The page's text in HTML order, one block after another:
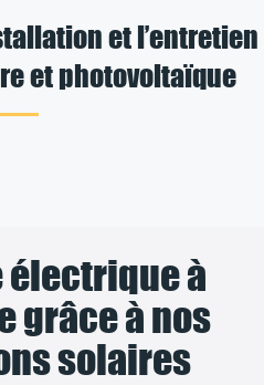
et l’entretien
et photovoltaïque
électrique à
grâce à nos
solaires